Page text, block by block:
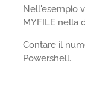
Nell'esempio
MYFILE nella
Contare il
Powershell.